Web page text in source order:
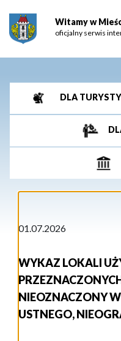
Witamy w
oficjalny serwis
DLA TURYSTY
01.07.2026
WYKAZ LOKALI
NIEOZNACZONY
USTNEGO,